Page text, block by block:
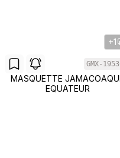
+1
GMX-
MASQUETTE
EQUATEUR